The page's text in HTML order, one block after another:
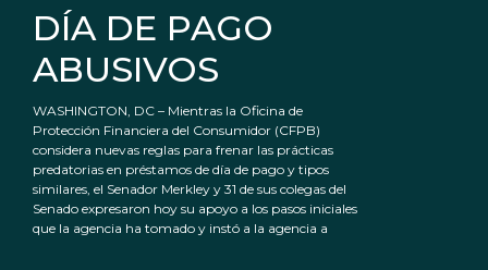
DÍA DE PAGO
ABUSIVOS
WASHINGTON, DC – Mientras la Oficina de
Protección Financiera del Consumidor (CFPB)
considera nuevas reglas para frenar las prácticas
predatorias en préstamos de día de pago y tipos
similares, el Senador Merkley y 31 de sus colegas del
Senado expresaron hoy su apoyo a los pasos iniciales
que la agencia ha tomado y instó a la agencia a